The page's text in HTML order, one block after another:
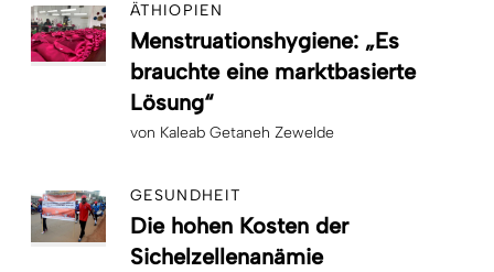
ÄTHIOPIEN
Menstruationshygiene: „Es
brauchte eine marktbasierte
Lösung“
von Kaleab Getaneh Zewelde
GESUNDHEIT
Die hohen Kosten der
Sichelzellenanämie